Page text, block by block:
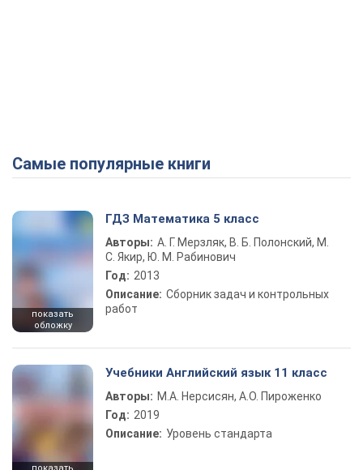
Самые популярные книги
показать
обложку
ГДЗ Математика 5 класс
Авторы: А. Г. Мерзляк, В. Б. Полонский, М.
С. Якир, Ю. М. Рабинович
Год: 2013
Описание: Сборник задач и контрольных
работ
Учебники Английский язык 11 класс
Авторы: М.А. Нерсисян, А.О. Пироженко
Год: 2019
Описание: Уровень стандарта